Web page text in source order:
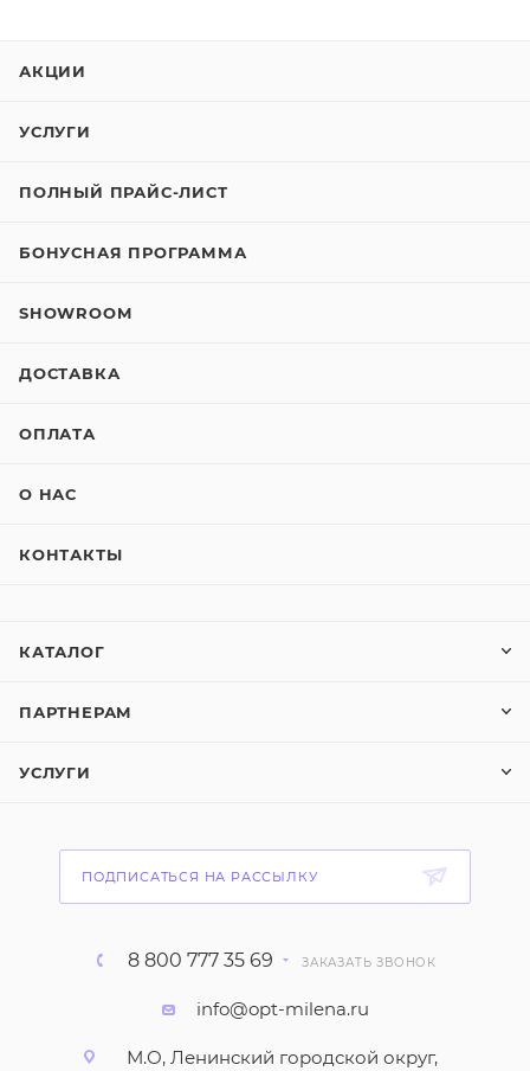
АКЦИИ
УСЛУГИ
ПОЛНЫЙ ПРАЙС-ЛИСТ
БОНУСНАЯ ПРОГРАММА
SHOWROOM
ДОСТАВКА
ОПЛАТА
О НАС
КОНТАКТЫ
КАТАЛОГ
ПАРТНЕРАМ
УСЛУГИ
ПОДПИСАТЬСЯ НА РАССЫЛКУ
8 800 777 35 69 ЗАКАЗАТЬ ЗВОНОК
info@opt-milena.ru
М.О, Ленинский городской округ,